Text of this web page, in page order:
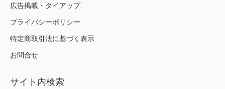
広告掲載・タイアップ
プライバシーポリシー
特定商取引法に基づく表示
お問合せ
サイト内検索